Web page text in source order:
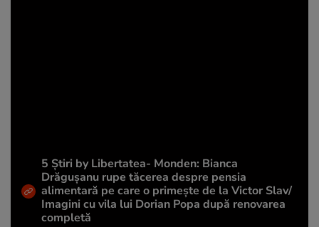
5 Știri by Libertatea- Monden: Bianca
Drăgușanu rupe tăcerea despre pensia
alimentară pe care o primește de la Victor Slav/
Imagini cu vila lui Dorian Popa după renovarea
completă